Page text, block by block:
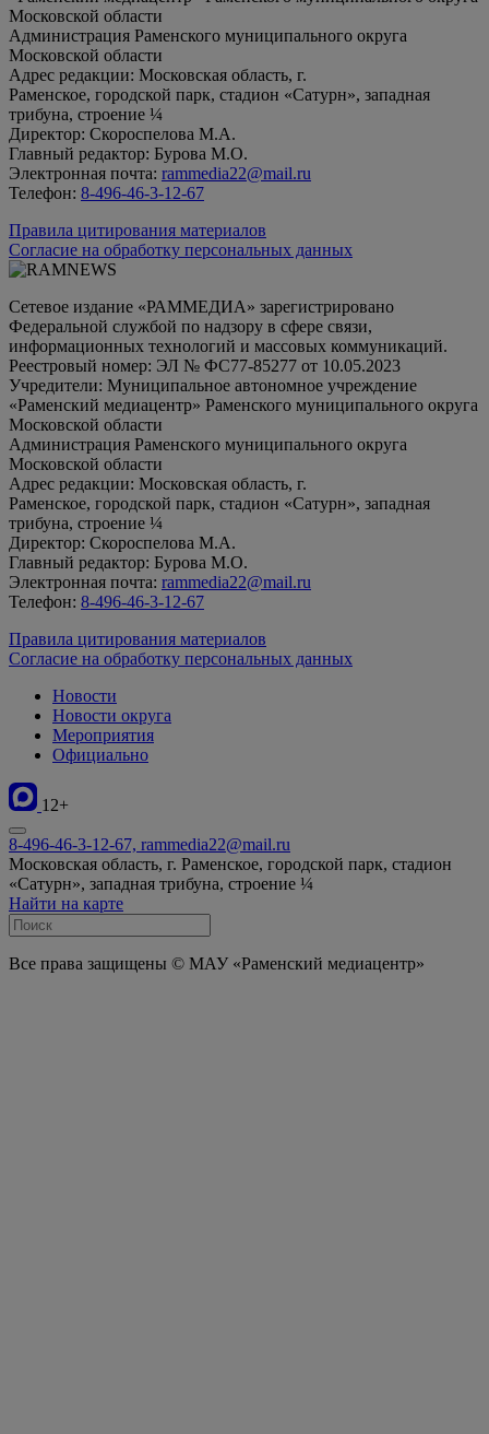
Московской области
Администрация Раменского муниципального округа
Московской области
Адрес редакции: Московская область, г.
Раменское, городской парк, стадион «Сатурн», западная
трибуна, строение ¼
Директор: Скороспелова М.А.
Главный редактор: Бурова М.О.
Электронная почта: rammedia22@mail.ru
Телефон: 8-496-46-3-12-67
Правила цитирования материалов
Согласие на обработку персональных данных
Сетевое издание «РАММЕДИА» зарегистрировано
Федеральной службой по надзору в сфере связи,
информационных технологий и массовых коммуникаций.
Реестровый номер: ЭЛ № ФС77-85277 от 10.05.2023
Учредители: Муниципальное автономное учреждение
«Раменский медиацентр» Раменского муниципального округа
Московской области
Администрация Раменского муниципального округа
Московской области
Адрес редакции: Московская область, г.
Раменское, городской парк, стадион «Сатурн», западная
трибуна, строение ¼
Директор: Скороспелова М.А.
Главный редактор: Бурова М.О.
Электронная почта: rammedia22@mail.ru
Телефон: 8-496-46-3-12-67
Правила цитирования материалов
Согласие на обработку персональных данных
Новости
Новости округа
Мероприятия
Официально
12+
8-496-46-3-12-67, rammedia22@mail.ru
Московская область, г. Раменское, городской парк, стадион
«Сатурн», западная трибуна, строение ¼
Найти на карте
Все права защищены © МАУ «Раменский медиацентр»